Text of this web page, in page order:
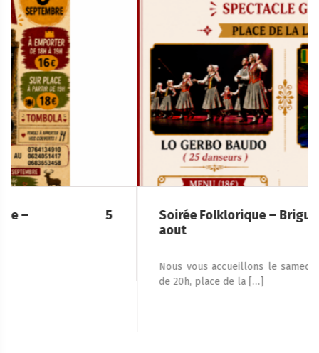
Soirée Folklorique – Brigueuil – Samedi 08
Nous vous accueillons le samedi 8 août 2026, à partir
de 20h, place de la […]